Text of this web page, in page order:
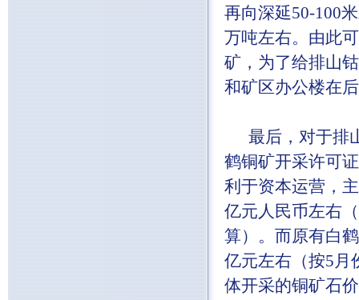
再向深延50-100
万吨左右。由此
矿，为了给排山
和矿区办公楼在
最后，对于排
鹤铜矿开采许可
利于资本运营，
亿元人民币左右
算）。而原有白
亿元左右（按5月
体开采的铜矿石